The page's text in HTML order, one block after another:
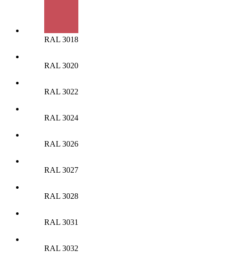
RAL 3018
RAL 3020
RAL 3022
RAL 3024
RAL 3026
RAL 3027
RAL 3028
RAL 3031
RAL 3032